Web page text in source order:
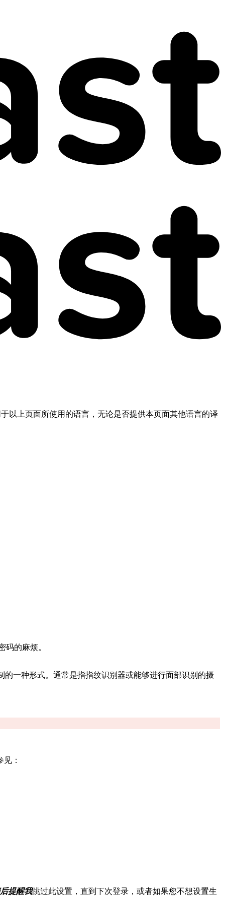
以上页面所使用的语言，无论是否提供本页面其他语言的译
的麻烦。
一种形式。通常是指指纹识别器或能够进行面部识别的摄
：
提醒我跳过此设置，直到下次登录，或者如果您不想设置生